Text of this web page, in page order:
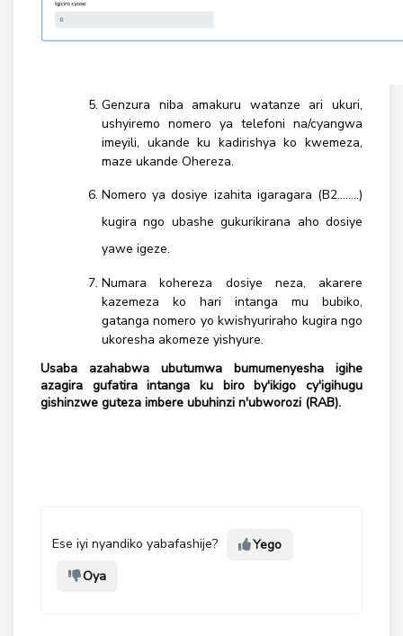
Genzura niba amakuru watanze ari ukuri,
ushyiremo nomero ya telefoni na/cyangwa
imeyili, ukande ku kadirishya ko kwemeza,
maze ukande Ohereza.
Nomero ya dosiye izahita igaragara (B2........)
kugira ngo ubashe gukurikirana aho dosiye
yawe igeze.
Numara kohereza dosiye neza, akarere
kazemeza ko hari intanga mu bubiko,
gatanga nomero yo kwishyuriraho kugira ngo
ukoresha akomeze yishyure.
Usaba azahabwa ubutumwa bumumenyesha igihe
azagira gufatira intanga ku biro by'ikigo cy'igihugu
gishinzwe guteza imbere ubuhinzi n'ubworozi (RAB).
Ese iyi nyandiko yabafashije?
Yego
Oya